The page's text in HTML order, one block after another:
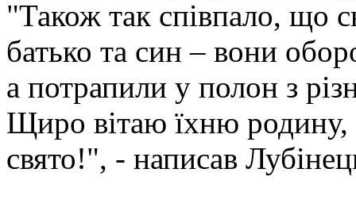
"Також так співпало, що
батько та син – вони
а потрапили у полон з
Щиро вітаю їхню родину,
свято!", - написав